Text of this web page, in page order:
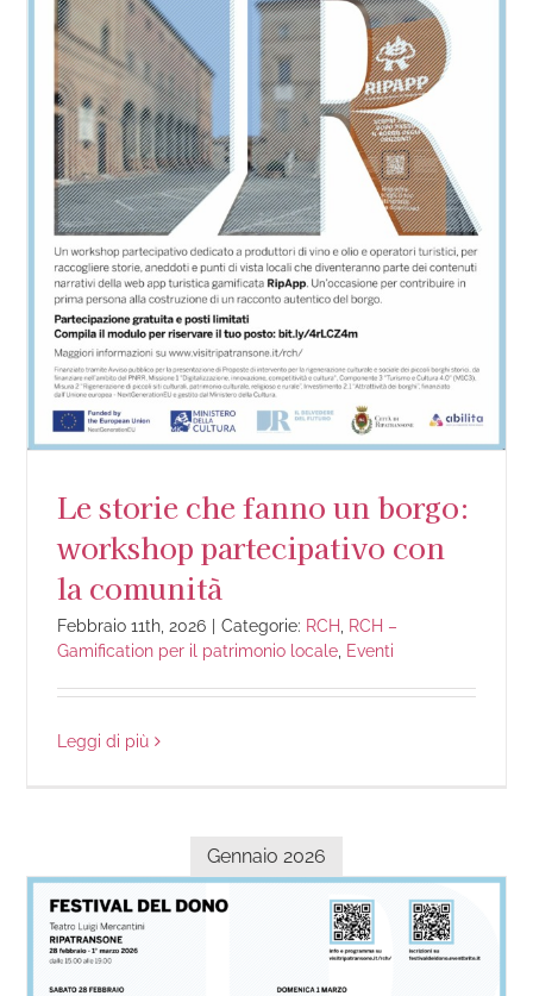
Le storie che fanno un borgo:
workshop partecipativo con
la comunità
Febbraio 11th, 2026 Categorie: RCH, RCH –
Gamification per il patrimonio locale, Eventi
Leggi di più
Gennaio 2026